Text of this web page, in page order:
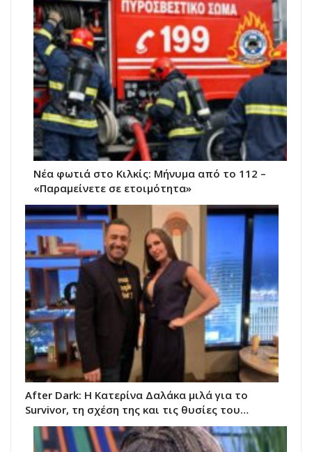
Νέα φωτιά στο Κιλκίς: Μήνυμα από το 112 –
«Παραμείνετε σε ετοιμότητα»
After Dark: Η Κατερίνα Δαλάκα μιλά για το
Survivor, τη σχέση της και τις θυσίες του…